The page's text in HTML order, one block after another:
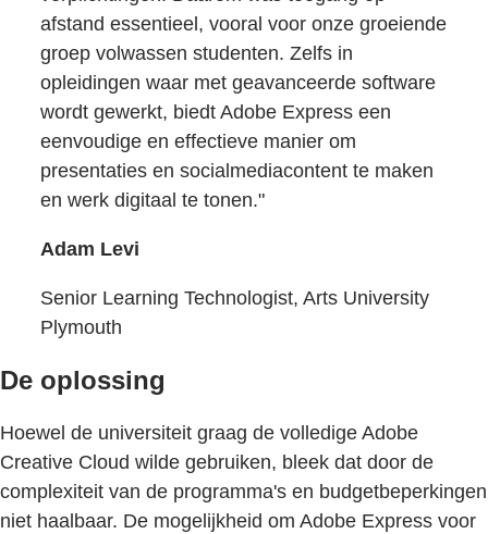
afstand essentieel, vooral voor onze groeiende
groep volwassen studenten. Zelfs in
opleidingen waar met geavanceerde software
wordt gewerkt, biedt Adobe Express een
eenvoudige en effectieve manier om
presentaties en socialmediacontent te maken
en werk digitaal te tonen."
Adam Levi
Senior Learning Technologist, Arts University
Plymouth
De oplossing
Hoewel de universiteit graag de volledige Adobe
Creative Cloud wilde gebruiken, bleek dat door de
complexiteit van de programma's en budgetbeperkingen
niet haalbaar. De mogelijkheid om Adobe Express voor